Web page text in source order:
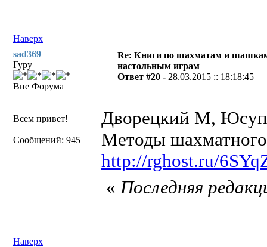
Наверх
sad369
Гуру
Вне Форума
Всем привет!
Сообщений: 945
Re: Книги по шахматам и
настольным играм
Ответ #20 - 28.03.2015 :: 18:18:45
Дворецкий М,
Методы
http://rghost.ru/
Наверх
«Последняя